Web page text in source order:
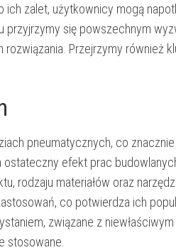
zalet, użytkownicy mogą
się powszechnym
Przejrzymy również
pneumatycznych, co
ostateczny efekt prac
rodzaju materiałów oraz
co potwierdza ich
związane z niewłaściwym
stosowane.